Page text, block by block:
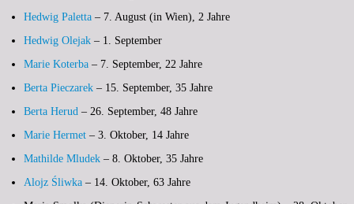
Hedwig Paletta – 7. August (in Wien), 2 Jahre
Hedwig Olejak – 1. September
Marie Koterba – 7. September, 22 Jahre
Berta Pieczarek – 15. September, 35 Jahre
Berta Herud – 26. September, 48 Jahre
Marie Hermet – 3. Oktober, 14 Jahre
Mathilde Mludek – 8. Oktober, 35 Jahre
Alojz Śliwka – 14. Oktober, 63 Jahre